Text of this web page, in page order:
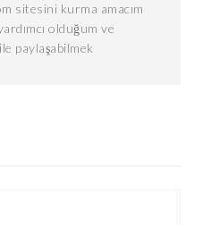
sitesini kurma amacım
olduğum ve
paylaşabilmek